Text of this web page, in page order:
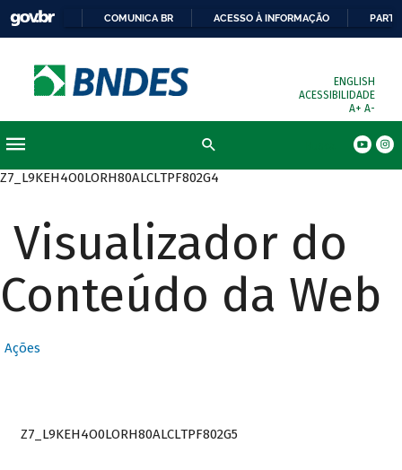
COMUNICA BR ACESSO À INFORMAÇÃO
ENGLISH
ACESSIBILIDADE
A+ A-
Z7_L9KEH4O0LORH80ALCLTPF802G4
Visualizador do
Conteúdo da Web
Ações
Z7_L9KEH4O0LORH80ALCLTPF802G5